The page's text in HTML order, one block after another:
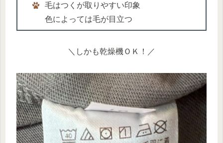
毛はつくが取りやすい印象
色によっては毛が目立つ
＼しかも乾燥機ＯＫ！／